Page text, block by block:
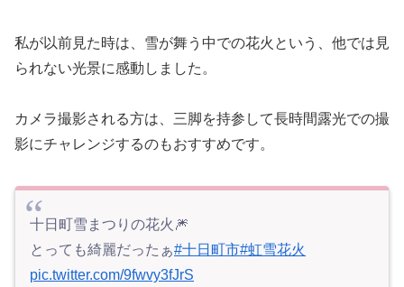
私が以前見た時は、雪が舞う中での花火という、他では見
られない光景に感動しました。
カメラ撮影される方は、三脚を持参して長時間露光での撮
影にチャレンジするのもおすすめです。
十日町雪まつりの花火🎆
とっても綺麗だったぁ#十日町市#虹雪花火
pic.twitter.com/9fwvy3fJrS